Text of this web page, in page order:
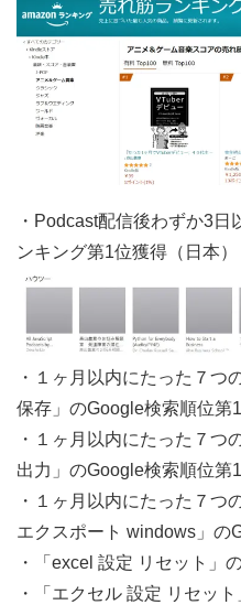
・Podcast配信後わずか3
ンキング第1位獲得（日本）
・１ヶ月以内にたった７つ
保存」のGoogle検索順位第
・１ヶ月以内にたった７つ
出力」のGoogle検索順位第
・１ヶ月以内にたった７つ
エクスポート windows」の
・「excel 設定 リセット」
・「エクセル 設定 リセッ